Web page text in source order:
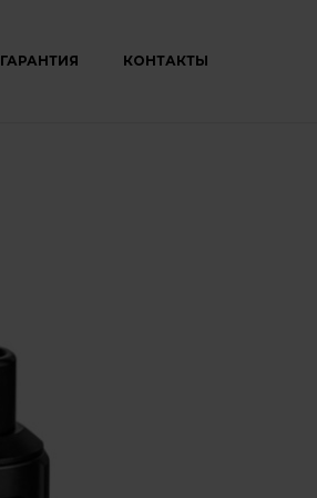
ГАРАНТИЯ КОНТАКТЫ